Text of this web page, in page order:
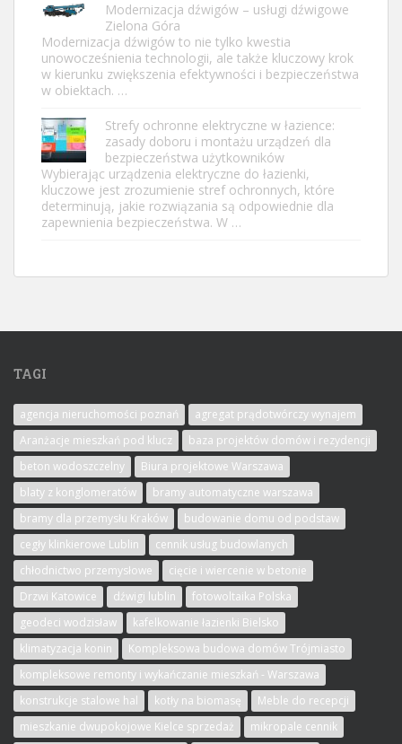
Modernizacja dźwigów – usługi dźwigowe
Zielona Góra
Modernizacja dźwigów to nie tylko kwestia
unowocześnienia technologii, ale także kluczowy krok
w kierunku zwiększenia efektywności i bezpieczeństwa
w obiektach. …
Strefy ochronne elektryczne w łazience:
zasady doboru i montażu urządzeń dla
bezpieczeństwa użytkowników
Wybierając urządzenia elektryczne do łazienki,
kluczowe jest zrozumienie stref ochronnych, które
determinują, jakie rozwiązania są odpowiednie dla
zapewnienia bezpieczeństwa. W …
TAGI
agencja nieruchomości poznań
agregat prądotwórczy wynajem
Aranżacje mieszkań pod klucz
baza projektów domów i rezydencji
beton wodoszczelny
Biura projektowe Warszawa
blaty z konglomeratów
bramy automatyczne warszawa
bramy dla przemysłu Kraków
budowanie domu od podstaw
cegły klinkierowe Lublin
cennik usług budowlanych
chłodnictwo przemysłowe
cięcie i wiercenie w betonie
Drzwi Katowice
dźwigi lublin
fotowoltaika Polska
geodeci wodzisław
kafelkowanie łazienki Bielsko
klimatyzacja konin
Kompleksowa budowa domów Trójmiasto
kompleksowe remonty i wykańczanie mieszkań - Warszawa
konstrukcje stalowe hal
kotły na biomasę
Meble do recepcji
mieszkanie dwupokojowe Kielce sprzedaż
mikropale cennik